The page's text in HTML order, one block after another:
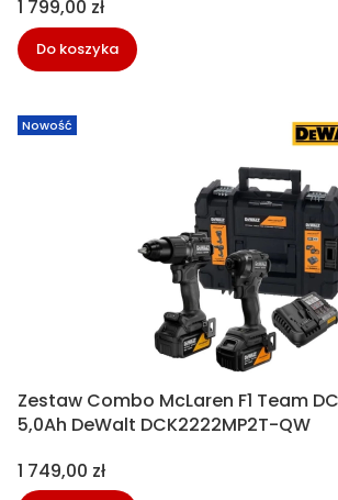
Cena
1 799,00 zł
Do koszyka
Nowość
Zestaw Combo McLaren F1 Team
5,0Ah DeWalt DCK2222MP2T-QW
Cena
1 749,00 zł